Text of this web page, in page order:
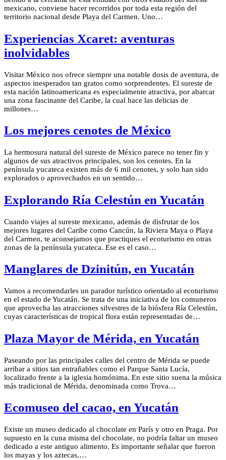
mexicano, conviene hacer recorridos por toda esta región del
territorio nacional desde Playa del Carmen. Uno…
Experiencias Xcaret: aventuras
inolvidables
Visitar México nos ofrece siempre una notable dosis de aventura, de
aspectos inesperados tan gratos como sorprendentes. El sureste de
esta nación latinoamericana es especialmente atractiva, por abarcar
una zona fascinante del Caribe, la cual hace las delicias de
millones…
Los mejores cenotes de México
La hermosura natural del sureste de México parece no tener fin y
algunos de sus atractivos principales, son los cenotes. En la
península yucateca existen más de 6 mil cenotes, y solo han sido
explorados o aprovechados en un sentido…
Explorando Ría Celestún en Yucatán
Cuando viajes al sureste mexicano, además de disfrutar de los
mejores lugares del Caribe como Cancún, la Riviera Maya o Playa
del Carmen, te aconsejamos que practiques el ecoturismo en otras
zonas de la península yucateca. Ese es el caso…
Manglares de Dzinitún, en Yucatán
Vamos a recomendarles un parador turístico orientado al ecoturismo
en el estado de Yucatán. Se trata de una iniciativa de los comuneros
que aprovecha las atracciones silvestres de la biósfera Ría Celestún,
cuyas características de tropical flora están representadas de…
Plaza Mayor de Mérida, en Yucatán
Paseando por las principales calles del centro de Mérida se puede
arribar a sitios tan entrañables como el Parque Santa Lucía,
localizado frente a la iglesia homónima. En este sitio suena la música
más tradicional de Mérida, denominada como Trova…
Ecomuseo del cacao, en Yucatán
Existe un museo dedicado al chocolate en París y otro en Praga. Por
supuesto en la cuna misma del chocolate, no podría faltar un museo
dedicado a este antiguo alimento. Es importante señalar que fueron
los mayas y los aztecas,…